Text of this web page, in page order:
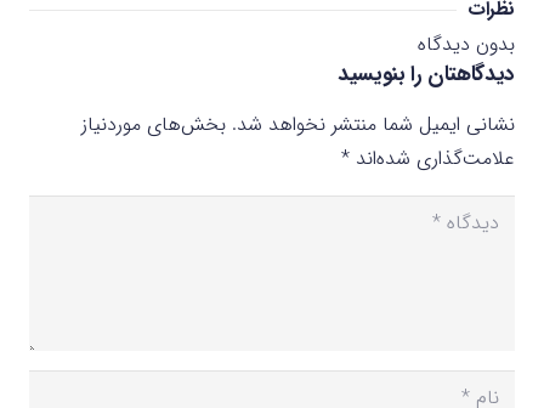
نظرات
بدون دیدگاه
دیدگاهتان را بنویسید
نشانی ایمیل شما منتشر نخواهد شد. بخش‌های موردنیاز
علامت‌گذاری شده‌اند *